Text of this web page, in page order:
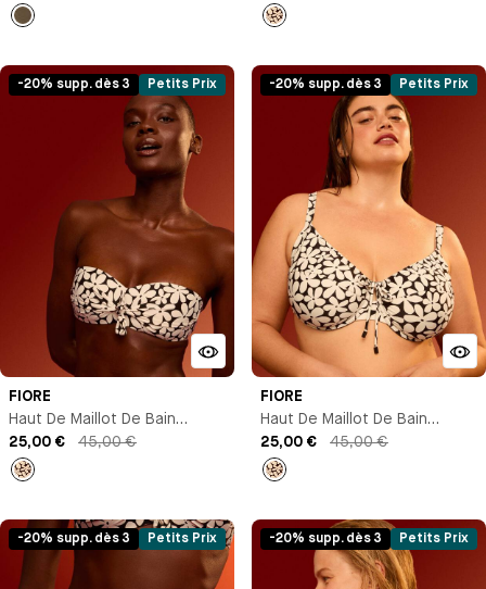
empty Imprimé
-20% supp. dès 3 Petits Prix
FIORE
Haut De Maillot De Bain
Bandeau
25,00 € 45,00 €
-20% supp. dès 3 Petits Prix
FIORE
Haut De Maillot De Bain
Corbeille
25,00 € 45,00 €
-20% supp. dès 3 Petits Prix -20% supp. dès 3 Petits Prix